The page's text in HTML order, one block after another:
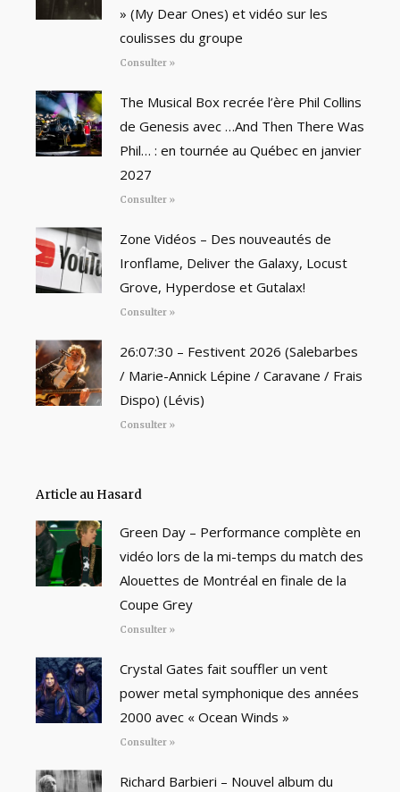
» (My Dear Ones) et vidéo sur les
coulisses du groupe
Consulter »
The Musical Box recrée l’ère Phil Collins
de Genesis avec …And Then There Was
Phil… : en tournée au Québec en janvier
2027
Consulter »
Zone Vidéos – Des nouveautés de
Ironflame, Deliver the Galaxy, Locust
Grove, Hyperdose et Gutalax!
Consulter »
26:07:30 – Festivent 2026 (Salebarbes
/ Marie-Annick Lépine / Caravane / Frais
Dispo) (Lévis)
Consulter »
Article au Hasard
Green Day – Performance complète en
vidéo lors de la mi-temps du match des
Alouettes de Montréal en finale de la
Coupe Grey
Consulter »
Crystal Gates fait souffler un vent
power metal symphonique des années
2000 avec « Ocean Winds »
Consulter »
Richard Barbieri – Nouvel album du